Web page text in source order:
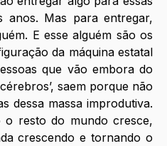
anos. Mas para entregar,
E esse alguém são os
da máquina estatal
que vão embora do
saem porque não
dessa massa improdutiva.
o resto do mundo cresce,
crescendo e tornando o